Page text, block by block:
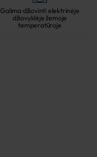
Galima džiovinti elektrinėje
džiovyklėje žemoje
temperatūroje